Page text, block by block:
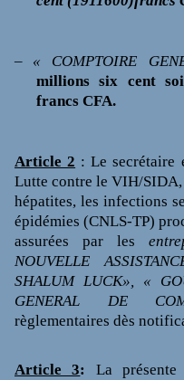
– « COMPTOIRE
millions six cent
francs CFA.
Article 2 : Le secrétaire
Lutte contre le VIH/
hépatites, les infections
épidémies (CNLS-TP)
assurées par les
NOUVELLE
SHALUM LUCK», «
GENERAL DE
règlementaires dès
Article 3:
La